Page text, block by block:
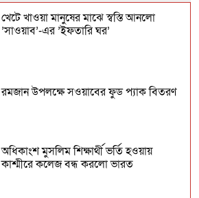
কাশ্মীরে কলেজ বন্ধ করলো ভারত
মক্কায় চালু হলো বিশ্বের বৃহত্তম কুলিং সিস্টেম
খেটে খাওয়া মানুষের মাঝে স্বস্তি আনলো
’সাওয়াব’-এর ’ইফতারি ঘর’
রমজান উপলক্ষে সওয়াবের ফুড প্যাক বিতরণ
অধিকাংশ মুসলিম শিক্ষার্থী ভর্তি হওয়ায়
কাশ্মীরে কলেজ বন্ধ করলো ভারত